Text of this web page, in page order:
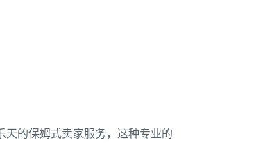
天的保姆式卖家服务，这种专业的